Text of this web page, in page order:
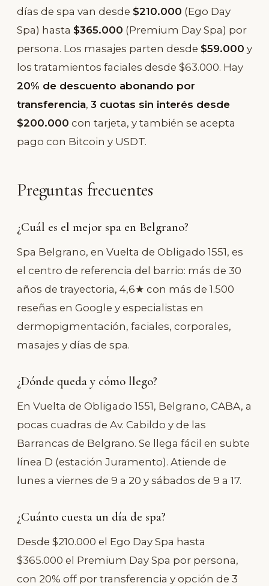
días de spa van desde $210.000 (Ego Day
Spa) hasta $365.000 (Premium Day Spa) por
persona. Los masajes parten desde $59.000 y
los tratamientos faciales desde $63.000. Hay
20% de descuento abonando por
transferencia, 3 cuotas sin interés desde
$200.000 con tarjeta, y también se acepta
pago con Bitcoin y USDT.
Preguntas frecuentes
¿Cuál es el mejor spa en Belgrano?
Spa Belgrano, en Vuelta de Obligado 1551, es
el centro de referencia del barrio: más de 30
años de trayectoria, 4,6★ con más de 1.500
reseñas en Google y especialistas en
dermopigmentación, faciales, corporales,
masajes y días de spa.
¿Dónde queda y cómo llego?
En Vuelta de Obligado 1551, Belgrano, CABA, a
pocas cuadras de Av. Cabildo y de las
Barrancas de Belgrano. Se llega fácil en subte
línea D (estación Juramento). Atiende de
lunes a viernes de 9 a 20 y sábados de 9 a 17.
¿Cuánto cuesta un día de spa?
Desde $210.000 el Ego Day Spa hasta
$365.000 el Premium Day Spa por persona,
con 20% off por transferencia y opción de 3